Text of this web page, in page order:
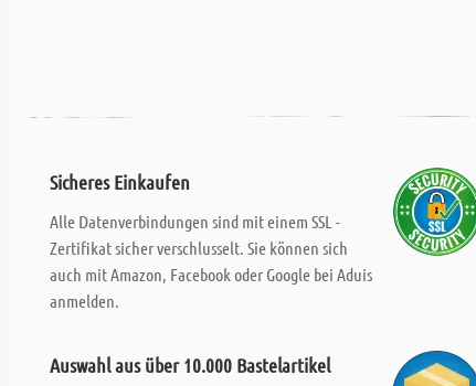
Sicheres Einkaufen
Alle Datenverbindungen sind mit einem SSL -
Zertifikat sicher verschlusselt. Sie können sich
auch mit Amazon, Facebook oder Google bei Aduis
anmelden.
Auswahl aus über 10.000 Bastelartikel